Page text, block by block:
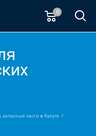
0
части в Калуге